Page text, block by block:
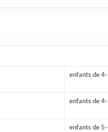
enfants de
enfants de
enfants de